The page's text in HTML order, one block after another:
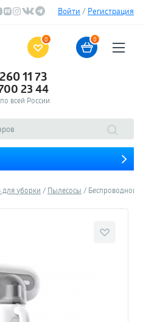
Войти / Регистрация
0 0
11 73
23 44
всей России
для уборки Пылесосы Беспроводной